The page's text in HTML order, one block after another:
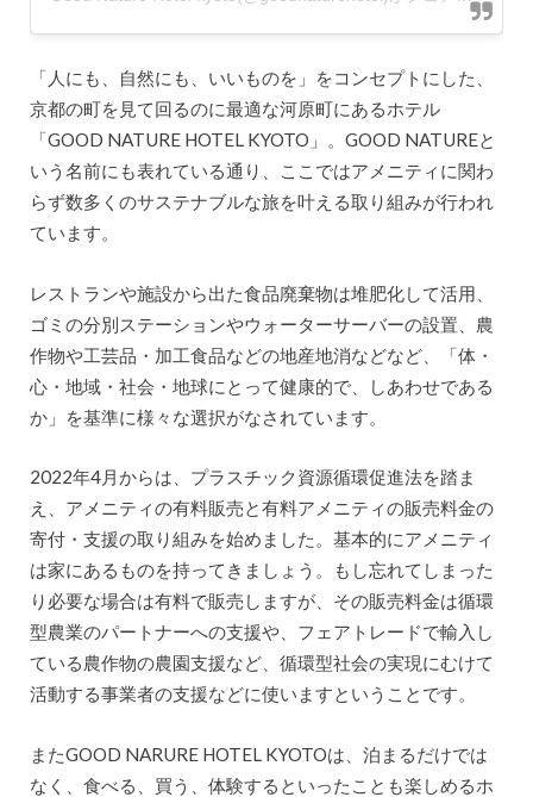
「人にも、自然にも、いいものを」をコンセプトにした、
京都の町を見て回るのに最適な河原町にあるホテル
「GOOD NATURE HOTEL KYOTO」。GOOD NATUREと
いう名前にも表れている通り、ここではアメニティに関わ
らず数多くのサステナブルな旅を叶える取り組みが行われ
ています。
レストランや施設から出た食品廃棄物は堆肥化して活用、
ゴミの分別ステーションやウォーターサーバーの設置、農
作物や工芸品・加工食品などの地産地消などなど、「体・
心・地域・社会・地球にとって健康的で、しあわせである
か」を基準に様々な選択がなされています。
2022年4月からは、プラスチック資源循環促進法を踏ま
え、アメニティの有料販売と有料アメニティの販売料金の
寄付・支援の取り組みを始めました。基本的にアメニティ
は家にあるものを持ってきましょう。もし忘れてしまった
り必要な場合は有料で販売しますが、その販売料金は循環
型農業のパートナーへの支援や、フェアトレードで輸入し
ている農作物の農園支援など、循環型社会の実現にむけて
活動する事業者の支援などに使いますということです。
またGOOD NARURE HOTEL KYOTOは、泊まるだけでは
なく、食べる、買う、体験するといったことも楽しめるホ